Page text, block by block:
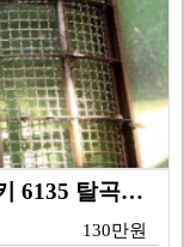
이세키 hj6135/콤바인/기타/이세키 6135 탈곡망…
130만원